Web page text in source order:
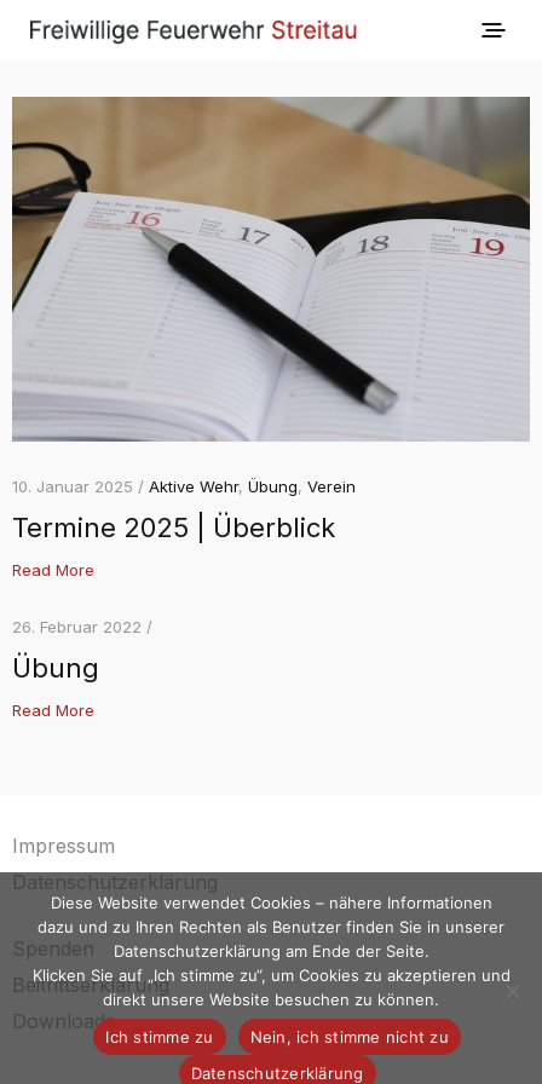
10. Januar 2025 / Aktive Wehr, Übung, Verein
Termine 2025 | Überblick
Read More
26. Februar 2022 /
Übung
Read More
Impressum
Datenschutzerklärung
Spenden
Beitrittserklärung
Downloads
Diese Website verwendet Cookies – nähere Informationen
dazu und zu Ihren Rechten als Benutzer finden Sie in unserer
Datenschutzerklärung am Ende der Seite.
Klicken Sie auf „Ich stimme zu“, um Cookies zu akzeptieren und
direkt unsere Website besuchen zu können.
Ich stimme zu
Nein, ich stimme nicht zu
Datenschutzerklärung